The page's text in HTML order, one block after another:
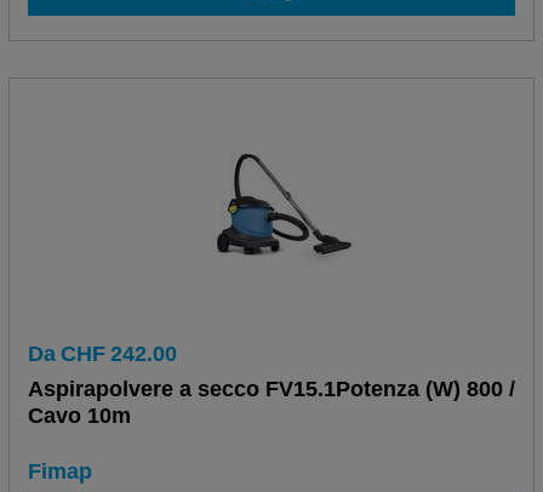
Da CHF 242.00
Aspirapolvere a secco FV15.1Potenza (W) 800 /
Cavo 10m
Fimap